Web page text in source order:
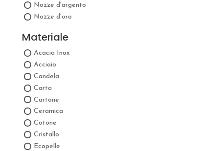
Nozze d'argento
Nozze d'oro
Materiale
Acacia Inox
Acciaio
Candela
Carta
Cartone
Ceramica
Cotone
Cristallo
Ecopelle